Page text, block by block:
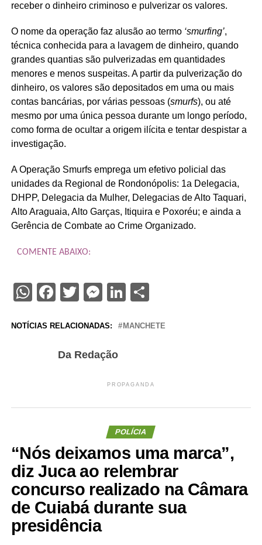
receber o dinheiro criminoso e pulverizar os valores.
O nome da operação faz alusão ao termo ‘smurfing’,
técnica conhecida para a lavagem de dinheiro, quando
grandes quantias são pulverizadas em quantidades
menores e menos suspeitas. A partir da pulverização do
dinheiro, os valores são depositados em uma ou mais
contas bancárias, por várias pessoas (smurfs), ou até
mesmo por uma única pessoa durante um longo período,
como forma de ocultar a origem ilícita e tentar despistar a
investigação.
A Operação Smurfs emprega um efetivo policial das
unidades da Regional de Rondonópolis: 1a Delegacia,
DHPP, Delegacia da Mulher, Delegacias de Alto Taquari,
Alto Araguaia, Alto Garças, Itiquira e Poxoréu; e ainda a
Gerência de Combate ao Crime Organizado.
COMENTE ABAIXO:
WhatsApp
Facebook
Twitter
Messenger
LinkedIn
Share
NOTÍCIAS RELACIONADAS: MANCHETE
Da Redação
PROPAGANDA
POLÍCIA
“Nós deixamos uma marca”,
diz Juca ao relembrar
concurso realizado na Câmara
de Cuiabá durante sua
presidência